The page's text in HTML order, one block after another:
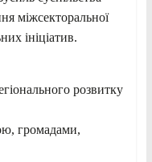
міжсекторальної
ініціатив.
розвитку
громадами,